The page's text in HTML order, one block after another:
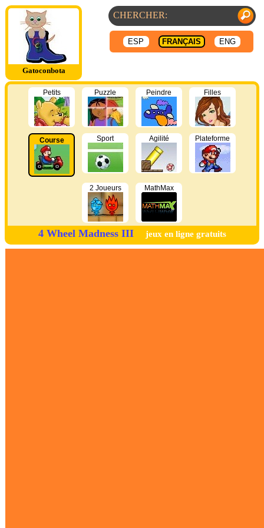
Gatoconbota
ESP FRANÇAIS ENG
Petits Puzzle Peindre Filles
Course Sport Agilité Plateforme
2 Joueurs MathMax
4 Wheel Madness III jeux en ligne gratuits